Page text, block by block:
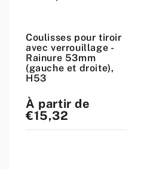
Coulisses pour tiroir
avec verrouillage -
Rainure 53mm
(gauche et droite),
H53
Prix
standard
À partir de
€15,32